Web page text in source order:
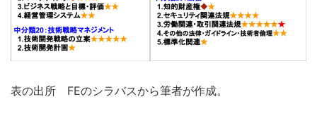
表の出所 FEのシラバスから筆者が作成。